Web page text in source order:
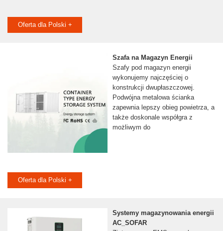
Oferta dla Polski +
Szafa na Magazyn Energii
Szafy pod magazyn energii
wykonujemy najczęściej o
konstrukcji dwupłaszczowej.
Podwójna metalowa ścianka
zapewnia lepszy obieg powietrza, a
także doskonale współgra z
możliwym do
Oferta dla Polski +
Systemy magazynowania energii
AC_SOFAR